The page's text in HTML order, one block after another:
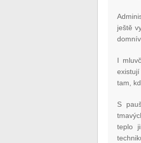
ještě
I
tam,
S
teplo